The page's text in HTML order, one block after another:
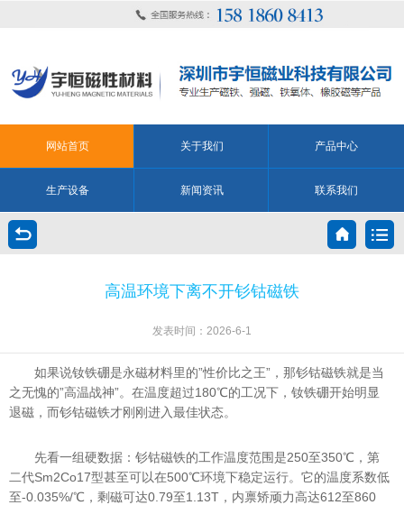
网站首页 关于我们 产品中心
生产设备 新闻资讯 联系我们
高温环境下离不开钐钴磁铁
发表时间：2026-6-1
如果说钕铁硼是永磁材料里的”性价比之王”，那钐钴磁铁就是当
之无愧的”高温战神”。在温度超过180℃的工况下，钕铁硼开始明显
退磁，而钐钴磁铁才刚刚进入最佳状态。
先看一组硬数据：钐钴磁铁的工作温度范围是250至350℃，第
二代Sm2Co17型甚至可以在500℃环境下稳定运行。它的温度系数低
至-0.035%/℃，剩磁可达0.79至1.13T，内禀矫顽力高达612至860